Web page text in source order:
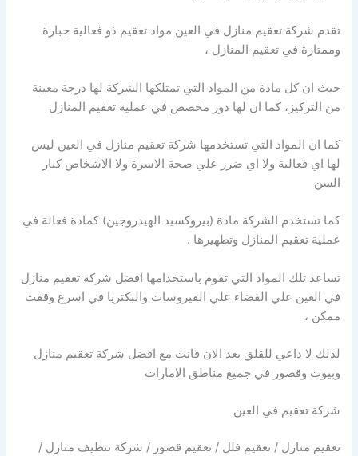
تقدم شركة تعقيم منازل في العين مواد تعقيم ذو فعالية جبارة
وممتازة في تعقيم المنازل ،
حيث ان كل مادة من المواد التي تمتلكها الشركة لها درجة معينة
من التركيز، كما ان لها دور مخصص في عملية تعقيم المنازل
كما ان المواد التي تستخدمها شركة تعقيم منازل في العين ليس
لها اي فعالية ولا اي ضرر علي صحة الاسرة ولا الاشخاص كبار
السن
كما تستخدم الشركة مادة (بيروكسيد الهيدروجين) كمادة فعالة في
عملية تعقيم المنازل وتطهيرها .
تساعد تلك المواد التي تقوم باستخدامها افضل شركة تعقيم منازل
في العين علي القضاء علي الفيروسات والبكتريا في اسرع وققت
ممكن ،
لذلك لا داعي للقلق بعد الان فانت مع افضل شركة تعقيم منازل
وبيوت وقصور في جميع مناطق الامارات
شركة تعقيم في العين
تعقيم منازل / تعقيم فلل / تعقيم قصور / شركة تنظيف منازل /